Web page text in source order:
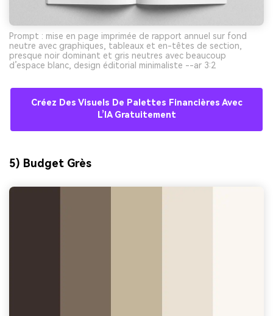
Prompt : mise en page imprimée de rapport annuel sur fond
neutre avec graphiques, tableaux et en-têtes de section,
presque noir dominant et gris neutres avec beaucoup
d’espace blanc, design éditorial minimaliste --ar 3:2
Créez Des Visuels De Palettes Financières Avec
L’IA Gratuitement
5) Budget Grès